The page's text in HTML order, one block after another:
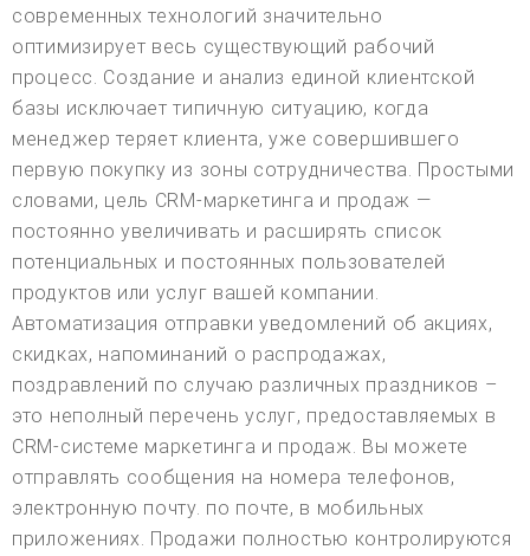
современных технологий значительно
оптимизирует весь существующий рабочий
процесс. Создание и анализ единой клиентской
базы исключает типичную ситуацию, когда
менеджер теряет клиента, уже совершившего
первую покупку из зоны сотрудничества. Простыми
словами, цель CRM-маркетинга и продаж —
постоянно увеличивать и расширять список
потенциальных и постоянных пользователей
продуктов или услуг вашей компании.
Автоматизация отправки уведомлений об акциях,
скидках, напоминаний о распродажах,
поздравлений по случаю различных праздников –
это неполный перечень услуг, предоставляемых в
CRM-системе маркетинга и продаж. Вы можете
отправлять сообщения на номера телефонов,
электронную почту. по почте, в мобильных
приложениях. Продажи полностью контролируются